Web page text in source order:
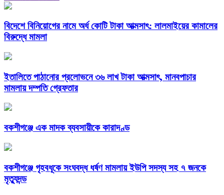
বিদেশে বিনিয়োগের নামে অর্ধ কোটি টাকা আত্মসাৎ: লালমাইয়ের কামালের
বিরুদ্ধে মামলা
ইতালিতে পাঠানোর প্রলোভনে ৩৬ লাখ টাকা আত্মসাৎ, মানবপাচার
মামলায় দম্পতি গ্রেফতার
বকশীগঞ্জে এক মাদক ব্যবসায়ীকে কারাদণ্ড
বকশীগঞ্জে গৃহবধূকে সংঘবদ্ধ ধর্ষণ মামলায় ইউপি সদস্য সহ ৭ জনকে
মৃত্যুদন্ড